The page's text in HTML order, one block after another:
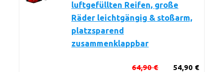
luftgefüllten Reifen, große
Räder leichtgängig & stoßarm,
platzsparend
zusammenklappbar
54,90 €
64,90 €